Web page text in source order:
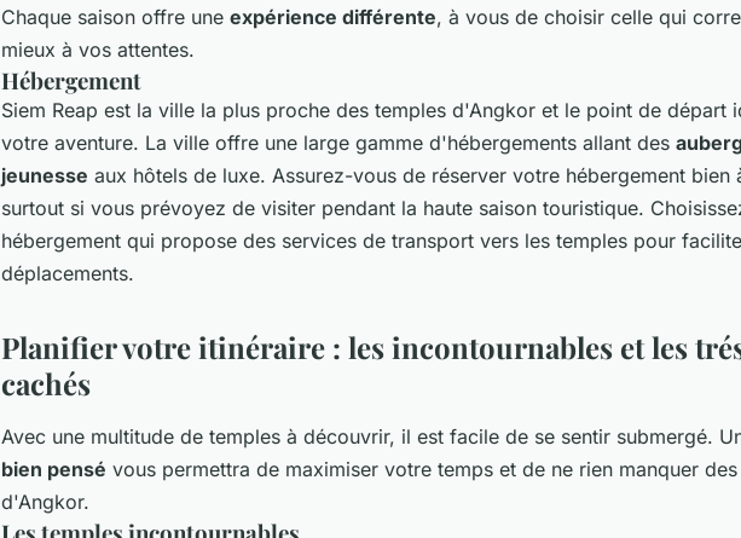
Chaque saison offre une expérience différente, à vous de choisir celle qui
mieux à vos attentes.
Hébergement
Siem Reap est la ville la plus proche des temples d'Angkor et le point de départ
votre aventure. La ville offre une large gamme d'hébergements allant des
jeunesse aux hôtels de luxe. Assurez-vous de réserver votre hébergement bien
surtout si vous prévoyez de visiter pendant la haute saison touristique.
hébergement qui propose des services de transport vers les temples pour
déplacements.
Planifier votre itinéraire : les incontournables et les
cachés
Avec une multitude de temples à découvrir, il est facile de se sentir submergé.
bien pensé vous permettra de maximiser votre temps et de ne rien manquer
d'Angkor.